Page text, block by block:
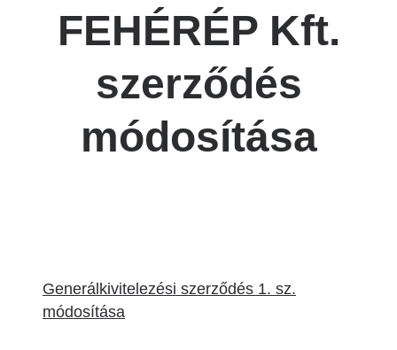
FEHÉRÉP Kft.
szerződés
módosítása
Generálkivitelezési szerződés 1. sz.
módosítása